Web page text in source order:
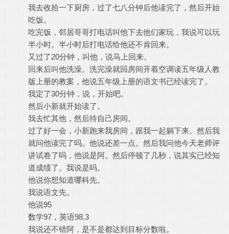
我去收拾一下厨房，过了七八分钟后他读完了，然后开始
吃饭。
吃完饭，邻居哥哥打电话叫他下去他们家玩，我说可以玩
半小时。半小时后打电话给他还不肯回来。
又过了20分钟，叫他，说马上回来。
回来后叫他洗澡。洗完澡就回房间开着空调读五年级人教
版上册的教案，他说五年级上册的语文书已经读完了。
我定了30分钟，说，开始吧。
然后小新就开始读了。
我去忙其他，然后待自己房间。
过了好一会，小新跑来我房间，跟我一起躺下来。然后我
就问他读完了吗。他说还差一点。然后我问他今天老师评
讲试卷了吗，他说是阿。然后停顿了几秒，说其实已经知
道成绩了。我说是吗。
他说你想知道哪科先。
我说语文先。
他说95
数学97，英语98.3
我说还不错阿，是不是都达到目标分数啦。